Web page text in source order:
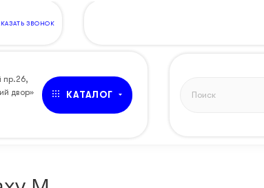
ЗВОНОК
пр.26,
двор»
КАТАЛОГ